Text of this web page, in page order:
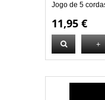
Jogo de 5
11,95 €
+